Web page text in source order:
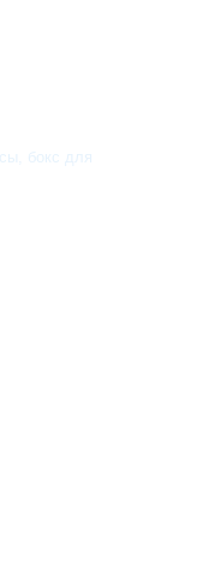
бокс для